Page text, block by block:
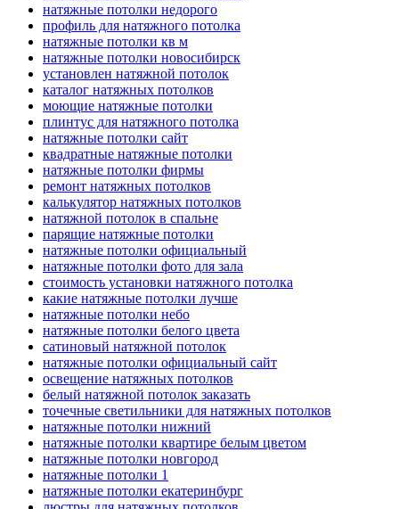
натяжные потолки недорого
профиль для натяжного потолка
натяжные потолки кв м
натяжные потолки новосибирск
установлен натяжной потолок
каталог натяжных потолков
моющие натяжные потолки
плинтус для натяжного потолка
натяжные потолки сайт
квадратные натяжные потолки
натяжные потолки фирмы
ремонт натяжных потолков
калькулятор натяжных потолков
натяжной потолок в спальне
парящие натяжные потолки
натяжные потолки официальный
натяжные потолки фото для зала
стоимость установки натяжного потолка
какие натяжные потолки лучше
натяжные потолки небо
натяжные потолки белого цвета
сатиновый натяжной потолок
натяжные потолки официальный сайт
освещение натяжных потолков
белый натяжной потолок заказать
точечные светильники для натяжных потолков
натяжные потолки нижний
натяжные потолки квартире белым цветом
натяжные потолки новгород
натяжные потолки 1
натяжные потолки екатеринбург